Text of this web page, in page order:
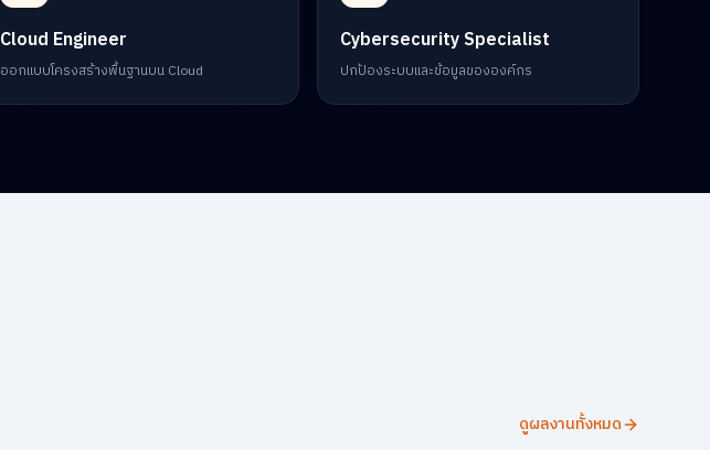
Cloud Engineer
ออกแบบโครงสร้างพื้นฐานบน Cloud
Cybersecurity Specialist
ปกป้องระบบและข้อมูลขององค์กร
ดูผลงานทั้งหมด